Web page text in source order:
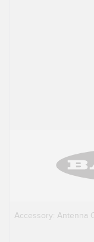
Accessory: Antenna